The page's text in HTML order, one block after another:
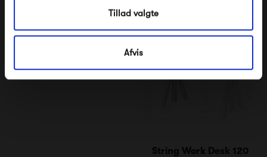
Tillad valgte
Afvis
String Work Desk 120